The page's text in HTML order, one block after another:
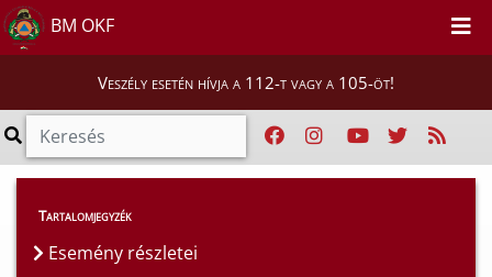
BM OKF
Veszély esetén hívja a 112-t vagy a 105-öt!
Esemény részletei
Tartalomjegyzék
Esemény részletei